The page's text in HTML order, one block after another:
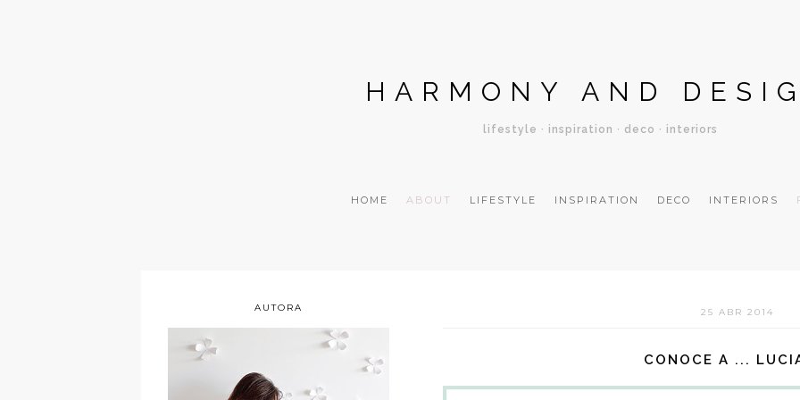
HARMONY AND
lifestyle · inspiration · deco · interiors
HOME ABOUT LIFESTYLE INSPIRATION DECO INTERIORS
25 ABR 2014
CONOCE A ...
AUTORA